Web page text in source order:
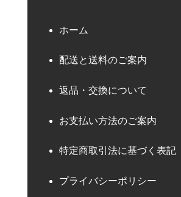
ホーム
配送と送料のご案内
返品・交換について
お支払い方法のご案内
特定商取引法に基づく表記
プライバシーポリシー